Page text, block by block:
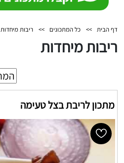
דף הבית >> כל המתכונים >> ריבות מיחדות
ריבות מיחדות
מתכון לריבת בצל טעימה